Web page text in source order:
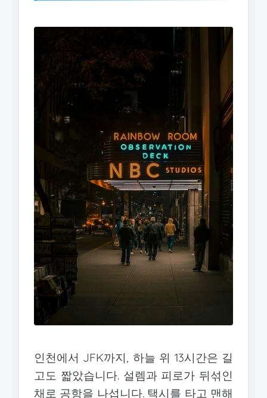
인천에서 JFK까지, 하늘 위 13시간은 길
고도 짧았습니다. 설렘과 피로가 뒤섞인
채로 공항을 나섭니다. 택시를 타고 맨해